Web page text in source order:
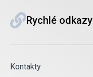
Rychlé odkazy
Kontakty